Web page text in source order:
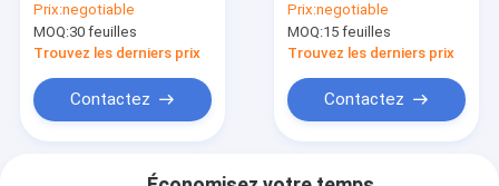
feuille 3mm des
bâches en plastique
A2
Prix:negotiable
MOQ:30 feuilles
Trouvez les derniers prix
Contactez
plastique flexible
mince verte
fluorescente de
Prix:negotiable
MOQ:15 feuilles
Trouvez les derniers prix
Contactez